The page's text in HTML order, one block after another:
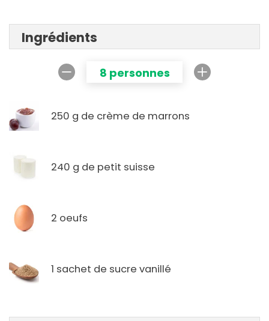
Ingrédients
8 personnes
250 g de crème de marrons
240 g de petit suisse
2 oeufs
1 sachet de sucre vanillé